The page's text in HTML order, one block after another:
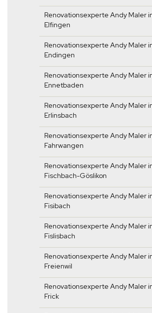
Renovationsexperte Andy Maler
Elfingen
Renovationsexperte Andy Maler
Endingen
Renovationsexperte Andy Maler
Ennetbaden
Renovationsexperte Andy Maler
Erlinsbach
Renovationsexperte Andy Maler
Fahrwangen
Renovationsexperte Andy Maler
Fischbach-Göslikon
Renovationsexperte Andy Maler
Fisibach
Renovationsexperte Andy Maler
Fislisbach
Renovationsexperte Andy Maler
Freienwil
Renovationsexperte Andy Maler
Frick